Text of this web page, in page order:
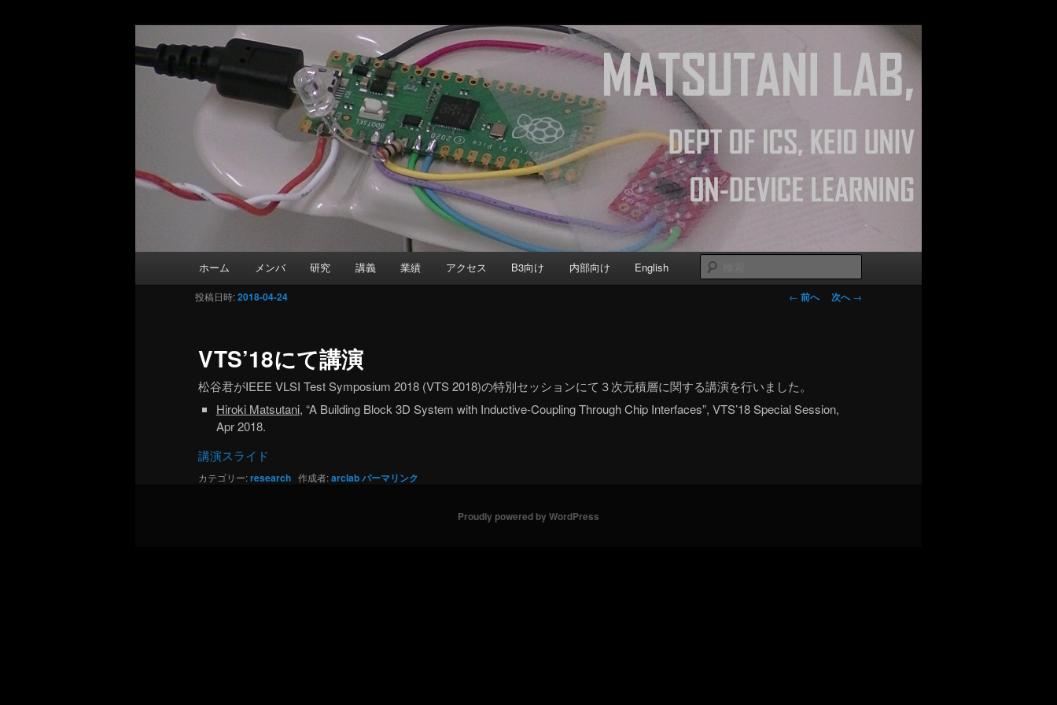
Matsutani Lab
Department of Information and Computer Science, Keio University
ホーム メンバ 研究 講義 業績 アクセス B3向け 内部向け English
投稿ナビゲー
← 前へ 次へ→
VTS’18にて講演
投稿日時:2018-04-24
松谷君がIEEE VLSI Test Symposium 2018 (VTS 2018)の特別セッションにて３次元積層に関する講演を行いました。
Hiroki Matsutani, “A Building Block 3D System with Inductive-Coupling Through Chip Interfaces”, VTS’18 Special Session,
Apr 2018.
講演スライド
カテゴリー:research 作成者:arclabパーマリンク
Proudly powered by WordPress